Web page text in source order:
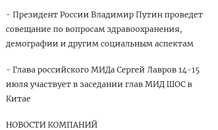
- Президент России Владимир Путин проведет
совещание по вопросам здравоохранения,
демографии и другим социальным аспектам
- Глава российского МИДа Сергей Лавров 14-15
июля участвует в заседании глав МИД ШОС в
Китае
НОВОСТИ КОМПАНИЙ